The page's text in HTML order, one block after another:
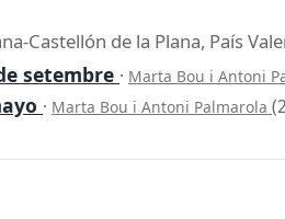
Castellón de la Plana, País
setembre · Marta Bou i Antoni
· Marta Bou i Antoni Palmarola